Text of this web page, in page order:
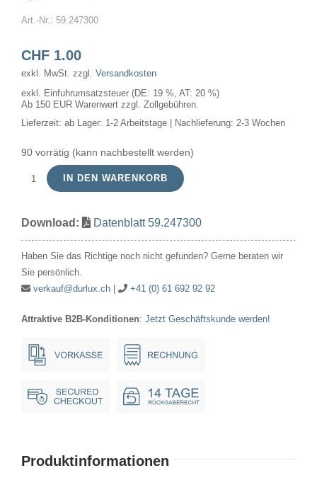
Art.-Nr.: 59.247300
CHF1.00
exkl. MwSt. zzgl. Versandkosten
exkl. Einfuhrumsatzsteuer (DE: 19 %, AT: 20 %)
Ab 150 EUR Warenwert zzgl. Zollgebühren.
Lieferzeit: ab Lager: 1-2 Arbeitstage | Nachlieferung: 2-3 Wochen
90 vorrätig (kann nachbestellt werden)
Prefokus
300mA
P13.5s
Menge
IN DEN WARENKORB
Download: Datenblatt 59.247300
Haben Sie das Richtige noch nicht gefunden? Gerne beraten wir
Sie persönlich.
verkauf@durlux.ch| +41 (0) 61 692 92 92
Attraktive B2B-Konditionen: Jetzt Geschäftskunde werden!
Produktinformationen